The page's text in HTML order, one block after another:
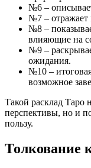
№6 –
№7 – отражает
№8 –
влияющие на
№9 –
ожидания.
№10 –
возможное
Такой расклад Таро
перспективы, но и
пользу.
Толкование